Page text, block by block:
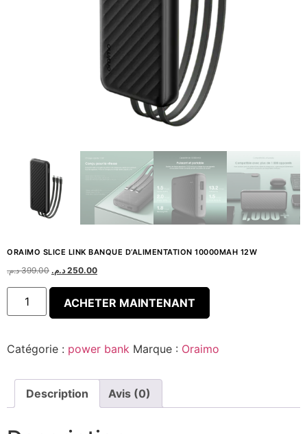
ORAIMO SLICE LINK BANQUE D’ALIMENTATION 10000MAH 12W
399.00 د.م. 250.00 د.م.
ACHETER MAINTENANT
Catégorie : power bank Marque : Oraimo
Description Avis (0)